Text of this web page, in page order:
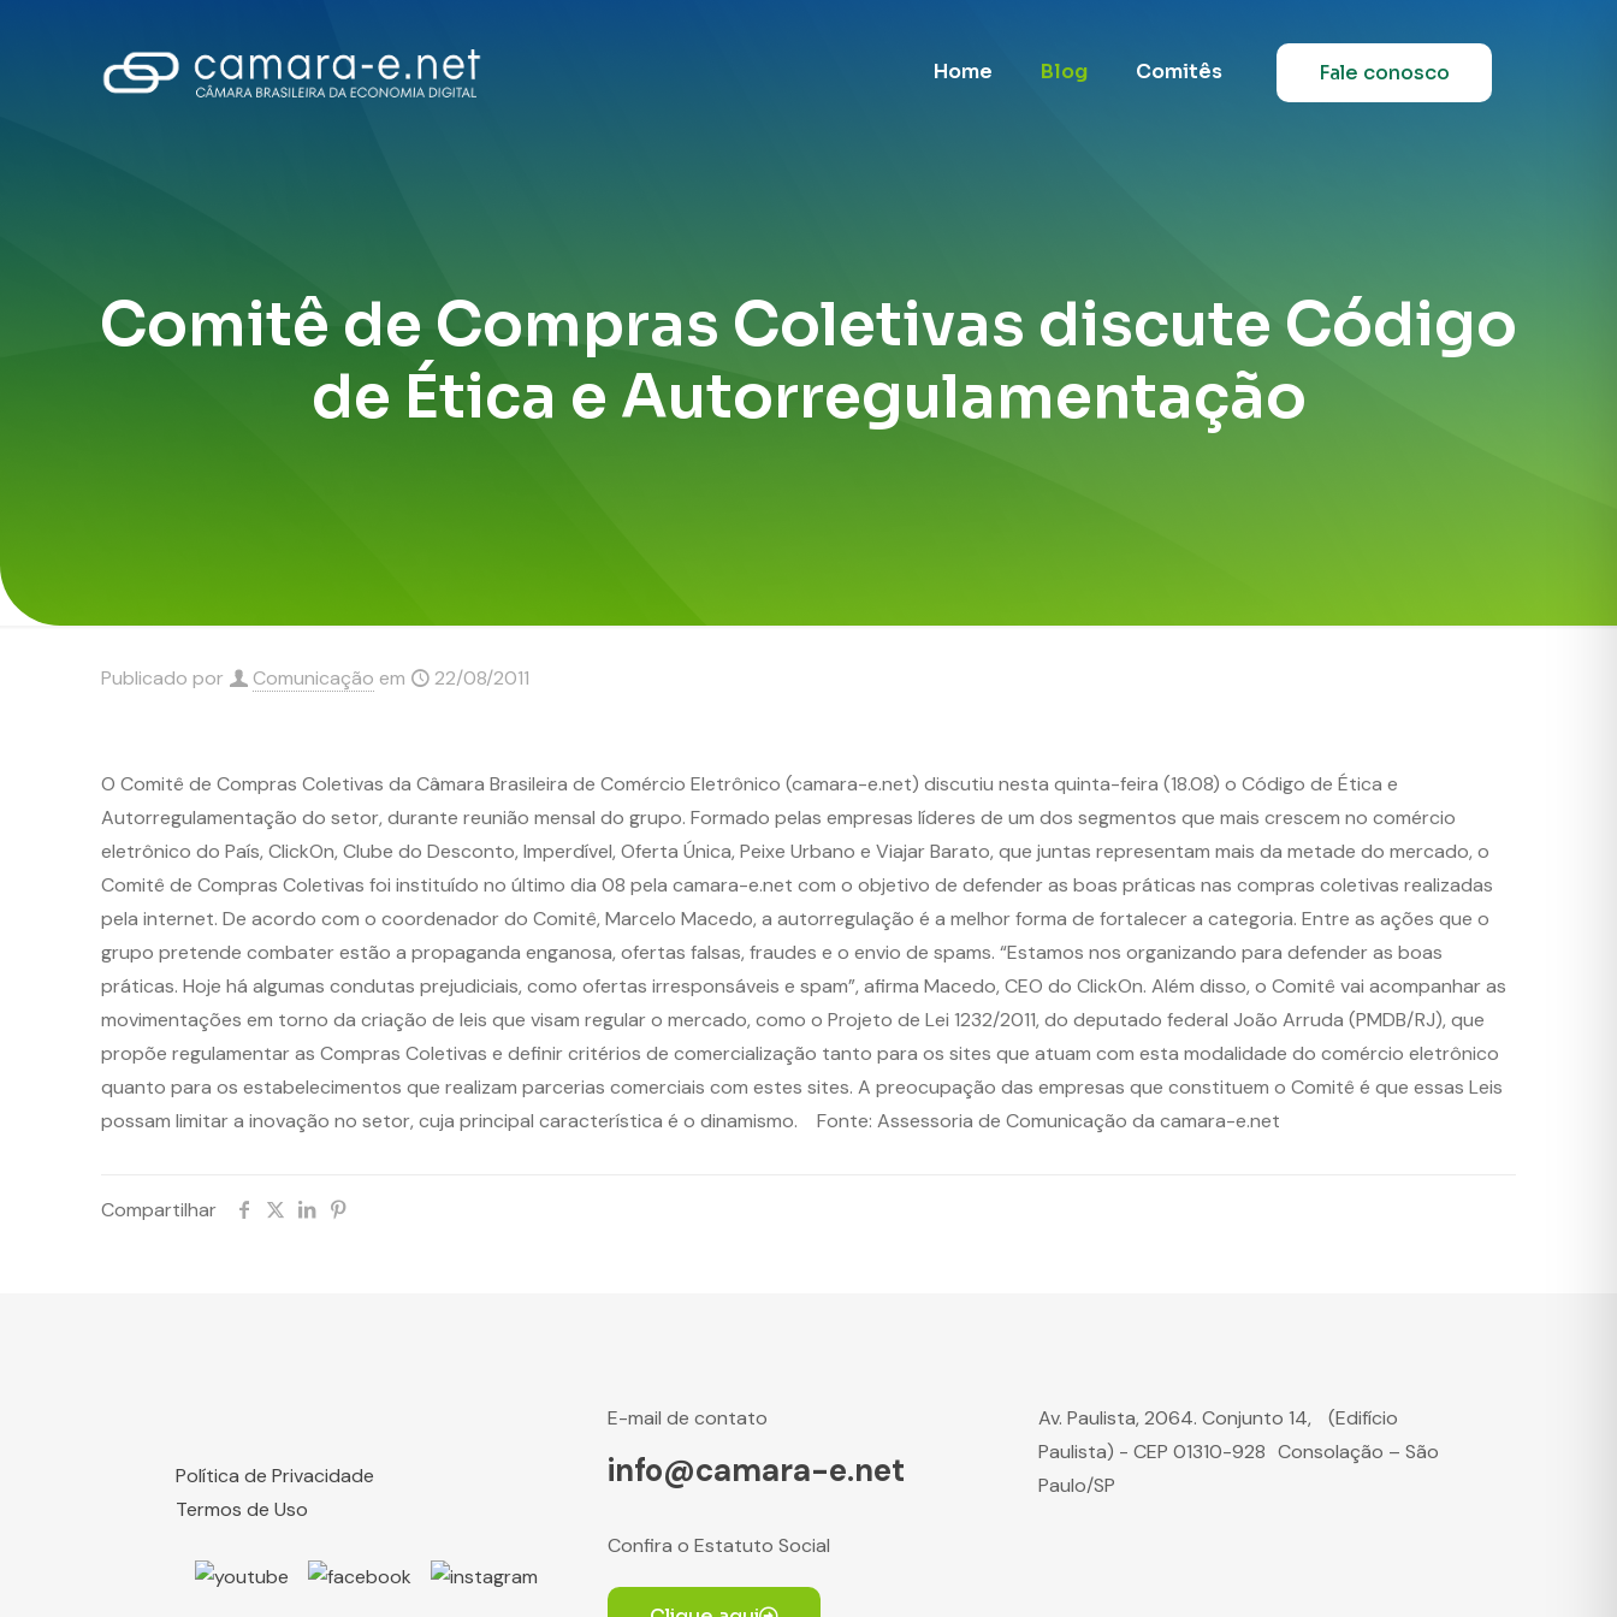
Home Blog Comitês Fale conosco
Comitê de Compras Coletivas discute Código
de Ética e Autorregulamentação
Publicado por Comunicação em 22/08/2011
O Comitê de Compras Coletivas da Câmara Brasileira de Comércio Eletrônico (camara-e.net) discutiu nesta quinta-feira (18.08) o Código de Ética e
Autorregulamentação do setor, durante reunião mensal do grupo. Formado pelas empresas líderes de um dos segmentos que mais crescem no comércio
eletrônico do País, ClickOn, Clube do Desconto, Imperdível, Oferta Única, Peixe Urbano e Viajar Barato, que juntas representam mais da metade do mercado, o
Comitê de Compras Coletivas foi instituído no último dia 08 pela camara-e.net com o objetivo de defender as boas práticas nas compras coletivas realizadas
pela internet. De acordo com o coordenador do Comitê, Marcelo Macedo, a autorregulação é a melhor forma de fortalecer a categoria. Entre as ações que o
grupo pretende combater estão a propaganda enganosa, ofertas falsas, fraudes e o envio de spams. “Estamos nos organizando para defender as boas
práticas. Hoje há algumas condutas prejudiciais, como ofertas irresponsáveis e spam”, afirma Macedo, CEO do ClickOn. Além disso, o Comitê vai acompanhar as
movimentações em torno da criação de leis que visam regular o mercado, como o Projeto de Lei 1232/2011, do deputado federal João Arruda (PMDB/RJ), que
propõe regulamentar as Compras Coletivas e definir critérios de comercialização tanto para os sites que atuam com esta modalidade do comércio eletrônico
quanto para os estabelecimentos que realizam parcerias comerciais com estes sites. A preocupação das empresas que constituem o Comitê é que essas Leis
possam limitar a inovação no setor, cuja principal característica é o dinamismo. Fonte: Assessoria de Comunicação da camara-e.net
Compartilhar
Política de Privacidade
Termos de Uso
E-mail de contato
info@camara-e.net
Confira o Estatuto Social
Av. Paulista, 2064. Conjunto 14, (Edifício
Paulista) - CEP 01310-928 Consolação – São
Paulo/SP